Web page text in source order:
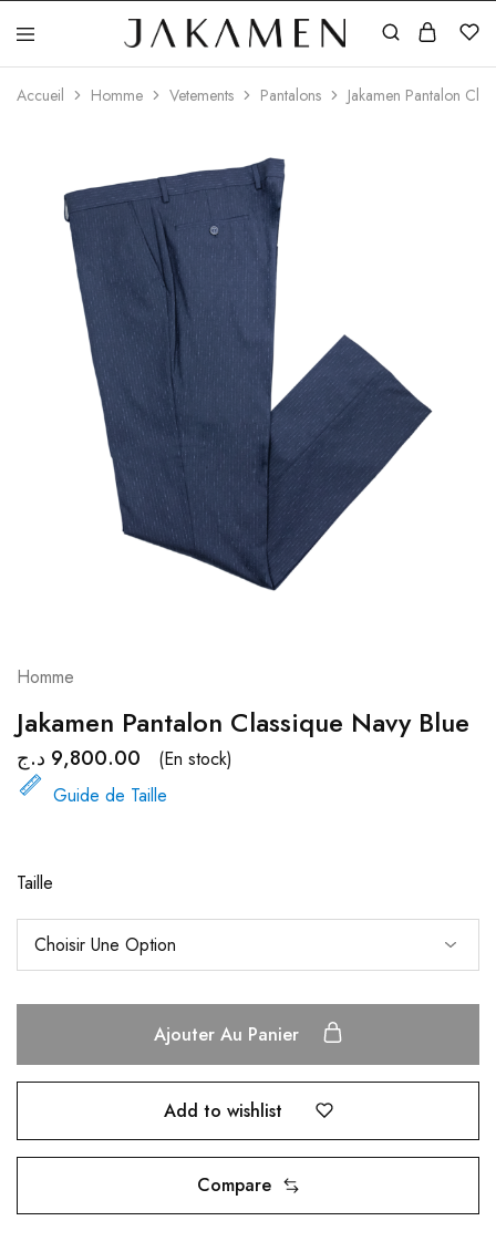
Jakamen
Algérie
Accueil Homme Vetements Pantalons Jakamen Pantalon
Homme
Jakamen Pantalon Classique Navy Blue
9,800.00 د.ج
(En stock)
Guide de Taille
Taille
Ajouter Au Panier
Add to wishlist
Compare